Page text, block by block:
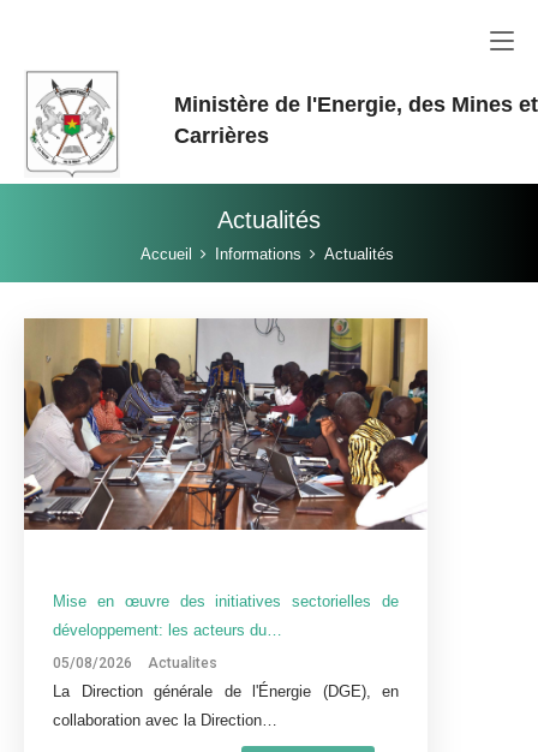
Ministère de l'Energie, des Mines
Carrières
Actualités
Accueil Informations Actualités
Mise en œuvre des initiatives sectorielles de
développement: les acteurs du…
05/08/2026 Actualites
La Direction générale de l'Énergie (DGE), en
collaboration avec la Direction…